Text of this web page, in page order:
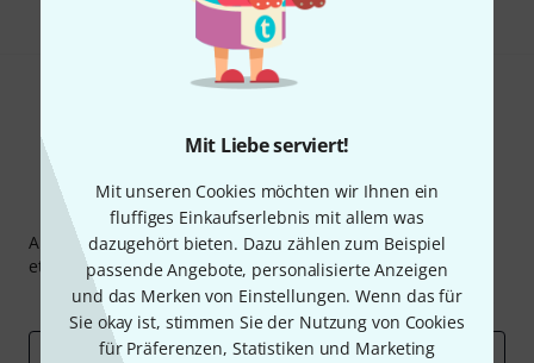
Mit Liebe serviert!
Mit unseren Cookies möchten wir Ihnen ein
fluffiges Einkaufserlebnis mit allem was
dazugehört bieten. Dazu zählen zum Beispiel
passende Angebote, personalisierte Anzeigen
und das Merken von Einstellungen. Wenn das für
Sie okay ist, stimmen Sie der Nutzung von Cookies
für Präferenzen, Statistiken und Marketing
Thomann Newsletter
Abonniere den Thomann Newsletter und gewinne mit
etwas Glück einen von50 Gutscheinenüber jeweils50€
Inspirierende Beiträge
Deals Thomann Insights